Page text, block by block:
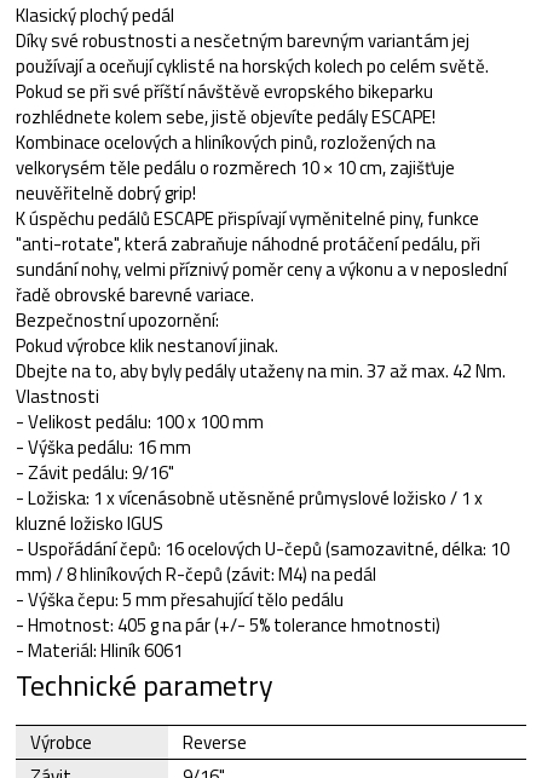
Klasický plochý pedál
Díky své robustnosti a nesčetným barevným variantám jej
používají a oceňují cyklisté na horských kolech po celém světě.
Pokud se při své příští návštěvě evropského bikeparku
rozhlédnete kolem sebe, jistě objevíte pedály ESCAPE!
Kombinace ocelových a hliníkových pinů, rozložených na
velkorysém těle pedálu o rozměrech 10 × 10 cm, zajišťuje
neuvěřitelně dobrý grip!
K úspěchu pedálů ESCAPE přispívají vyměnitelné piny, funkce
"anti-rotate", která zabraňuje náhodné protáčení pedálu, při
sundání nohy, velmi příznivý poměr ceny a výkonu a v neposlední
řadě obrovské barevné variace.
Bezpečnostní upozornění:
Pokud výrobce klik nestanoví jinak.
Dbejte na to, aby byly pedály utaženy na min. 37 až max. 42 Nm.
Vlastnosti
- Velikost pedálu: 100 x 100 mm
- Výška pedálu: 16 mm
- Závit pedálu: 9/16"
- Ložiska: 1 x vícenásobně utěsněné průmyslové ložisko / 1 x
kluzné ložisko IGUS
- Uspořádání čepů: 16 ocelových U-čepů (samozavitné, délka: 10
mm) / 8 hliníkových R-čepů (závit: M4) na pedál
- Výška čepu: 5 mm přesahující tělo pedálu
- Hmotnost: 405 g na pár (+/- 5% tolerance hmotnosti)
- Materiál: Hliník 6061
Technické parametry
Výrobce
Reverse